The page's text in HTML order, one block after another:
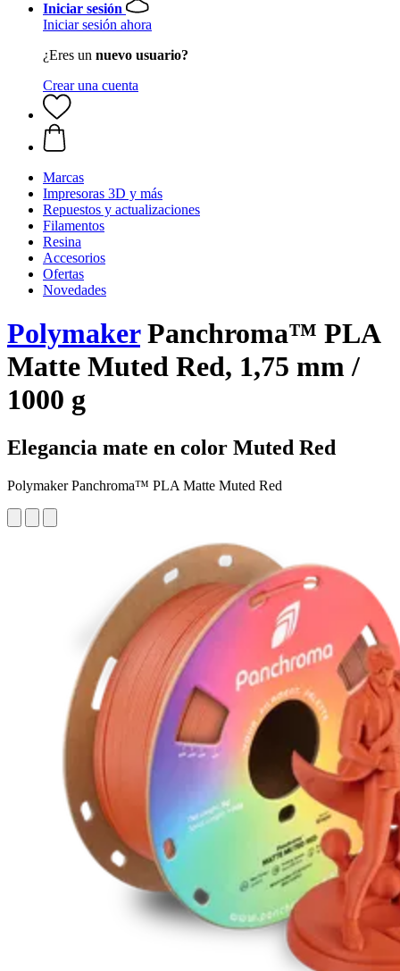
Iniciar sesión
Iniciar sesión ahora
¿Eres un nuevo usuario?
Crear una cuenta
Marcas
Impresoras 3D y más
Repuestos y actualizaciones
Filamentos
Resina
Accesorios
Ofertas
Novedades
PolymakerPanchroma™ PLA
Matte Muted Red, 1,75 mm /
1000 g
Elegancia mate en color Muted Red
Polymaker Panchroma™ PLA Matte Muted Red